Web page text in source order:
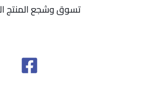
تسوق وشجع المنتج